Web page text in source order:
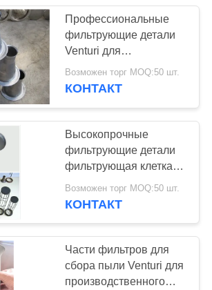
мешок
113
с
243
Профессиональные
фильтрующие детали
Venturi для
фильтрующей клетки
Возможен торг MOQ:50 шт.
КОНТАКТ
Высокопрочные
фильтрующие детали
фильтрующая клетка
верхняя и нижняя
крышки легко
Возможен торг MOQ:50 шт.
КОНТАКТ
Части фильтров для
сбора пыли Venturi для
производственного